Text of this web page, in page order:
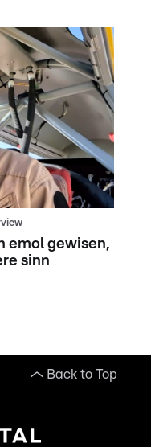
emol gewisen,
sinn
Back to Top